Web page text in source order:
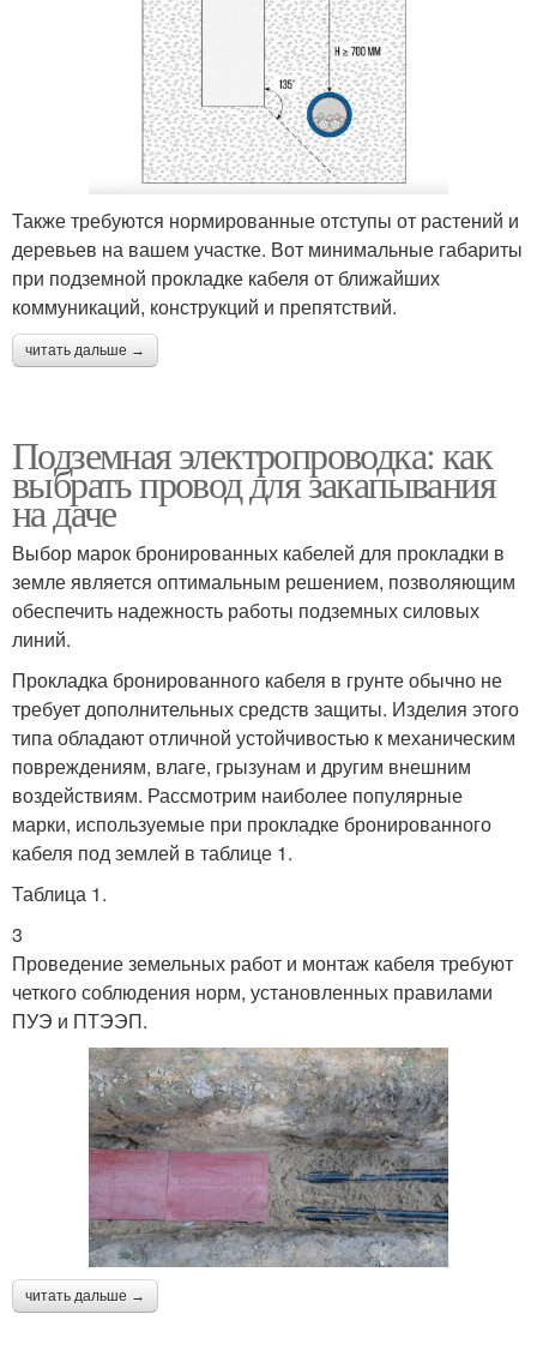
Также требуются нормированные отступы от растений и
деревьев на вашем участке. Вот минимальные габариты
при подземной прокладке кабеля от ближайших
коммуникаций, конструкций и препятствий.
читать дальше →
Подземная электропроводка: как
выбрать провод для закапывания
на даче
Выбор марок бронированных кабелей для прокладки в
земле является оптимальным решением, позволяющим
обеспечить надежность работы подземных силовых
линий.
Прокладка бронированного кабеля в грунте обычно не
требует дополнительных средств защиты. Изделия этого
типа обладают отличной устойчивостью к механическим
повреждениям, влаге, грызунам и другим внешним
воздействиям. Рассмотрим наиболее популярные
марки, используемые при прокладке бронированного
кабеля под землей в таблице 1.
Таблица 1.
3
Проведение земельных работ и монтаж кабеля требуют
четкого соблюдения норм, установленных правилами
ПУЭ и ПТЭЭП.
читать дальше →